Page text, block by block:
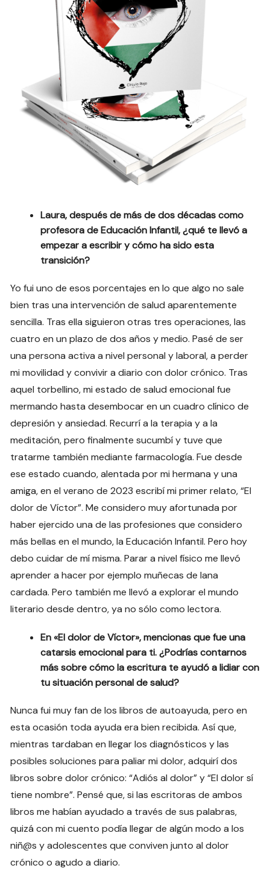
Laura, después de más de dos décadas como
profesora de Educación Infantil, ¿qué te llevó a
empezar a escribir y cómo ha sido esta
transición?
Yo fui uno de esos porcentajes en lo que algo no sale
bien tras una intervención de salud aparentemente
sencilla. Tras ella siguieron otras tres operaciones, las
cuatro en un plazo de dos años y medio. Pasé de ser
una persona activa a nivel personal y laboral, a perder
mi movilidad y convivir a diario con dolor crónico. Tras
aquel torbellino, mi estado de salud emocional fue
mermando hasta desembocar en un cuadro clínico de
depresión y ansiedad. Recurrí a la terapia y a la
meditación, pero finalmente sucumbí y tuve que
tratarme también mediante farmacología. Fue desde
ese estado cuando, alentada por mi hermana y una
amiga, en el verano de 2023 escribí mi primer relato, “El
dolor de Víctor”. Me considero muy afortunada por
haber ejercido una de las profesiones que considero
más bellas en el mundo, la Educación Infantil. Pero hoy
debo cuidar de mí misma. Parar a nivel físico me llevó
aprender a hacer por ejemplo muñecas de lana
cardada. Pero también me llevó a explorar el mundo
literario desde dentro, ya no sólo como lectora.
En «El dolor de Víctor», mencionas que fue una
catarsis emocional para ti. ¿Podrías contarnos
más sobre cómo la escritura te ayudó a lidiar con
tu situación personal de salud?
Nunca fui muy fan de los libros de autoayuda, pero en
esta ocasión toda ayuda era bien recibida. Así que,
mientras tardaban en llegar los diagnósticos y las
posibles soluciones para paliar mi dolor, adquirí dos
libros sobre dolor crónico: “Adiós al dolor” y “El dolor sí
tiene nombre”. Pensé que, si las escritoras de ambos
libros me habían ayudado a través de sus palabras,
quizá con mi cuento podía llegar de algún modo a los
niñ@s y adolescentes que conviven junto al dolor
crónico o agudo a diario.